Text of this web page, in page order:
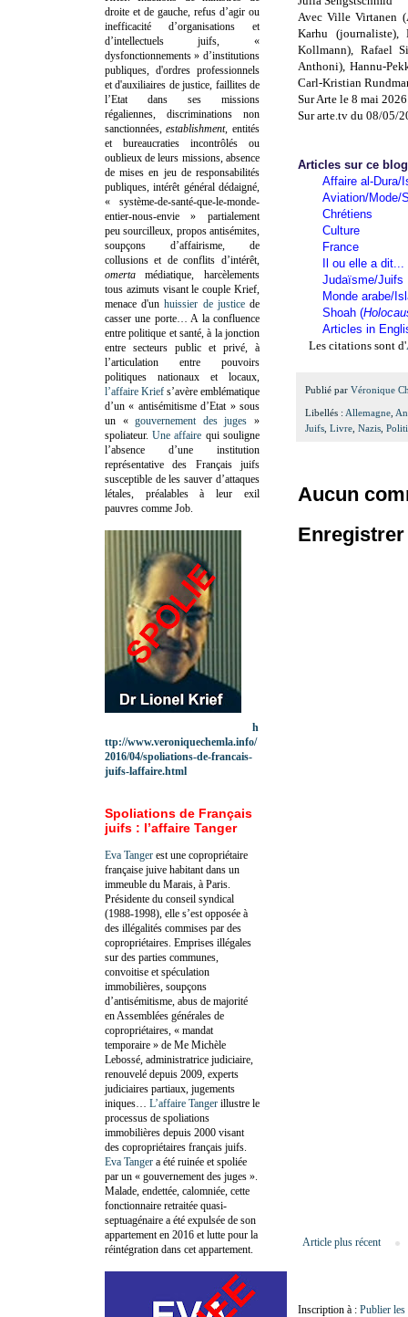
Avec Ville Virtanen
Karhu (journaliste),
Kollmann), Rafael
Anthoni), Hannu-
Carl-Kristian
Sur Arte le 8 mai
Sur arte.tv du 08/05/
Articles sur ce
Affaire al-Dura/
Aviation/Mode/
Chrétiens
Culture
France
Il ou elle a dit...
Judaïsme/Juifs
Monde arabe/
Shoah (
Articles in
Les citations sont d'
Publié par Véronique
Libellés : Allemagne
Juifs Livre Nazis
Aucun
Article plus récent
Inscription à : Publier
droite et de gauche, refus d’agir ou
inefficacité d’organisations et
d’intellectuels juifs, «
dysfonctionnements » d’institutions
publiques, d'ordres professionnels
et d'auxiliaires de justice, faillites de
l’Etat dans ses missions
régaliennes, discriminations non
sanctionnées,establishment, entités
et bureaucraties incontrôlés ou
oublieux de leurs missions, absence
de mises en jeu de responsabilités
publiques, intérêt général dédaigné,
« système-de-santé-que-le-monde-
entier-nous-envie » partialement
peu sourcilleux, propos antisémites,
soupçons d’affairisme, de
collusions et de conflits d’intérêt,
omertamédiatique, harcèlements
tous azimuts visant le couple Krief,
menace d'unhuissier de justicede
casser une porte… A la confluence
entre politique et santé, à la jonction
entre secteurs public et privé, à
l’articulation entre pouvoirs
politiques nationaux et locaux,
l’affaire Krief s’avère emblématique
d’un « antisémitisme d’Etat » sous
un «gouvernement des juges »
spoliateur.Une affaire qui souligne
l’absence d’une institution
représentative des Français juifs
susceptible de les sauver d’attaques
létales, préalables à leur exil
pauvres comme Job.
h
ttp://www.veroniquechemla.info/
2016/04/spoliations-de-francais-
juifs-laffaire.html
Spoliations de Français
juifs : l’affaire Tanger
Eva Tanger est une copropriétaire
française juive habitant dans un
immeuble du Marais, à Paris.
Présidente du conseil syndical
(1988-1998), elle s’est opposée à
des illégalités commises par des
copropriétaires. Emprises illégales
sur des parties communes,
convoitise et spéculation
immobilières, soupçons
d’antisémitisme, abus de majorité
en Assemblées générales de
copropriétaires, « mandat
temporaire » de Me Michèle
Lebossé, administratrice judiciaire,
renouvelé depuis 2009, experts
judiciaires partiaux, jugements
iniques… L’affaire Tanger illustre le
processus de spoliations
immobilières depuis 2000 visant
des copropriétaires français juifs.
Eva Tanger a été ruinée et spoliée
par un « gouvernement des juges ».
Malade, endettée, calomniée, cette
fonctionnaire retraitée quasi-
septuagénaire a été expulsée de son
appartement en 2016 et lutte pour la
réintégration dans cet appartement.